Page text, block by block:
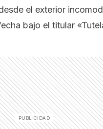
el exterior
bajo el titular